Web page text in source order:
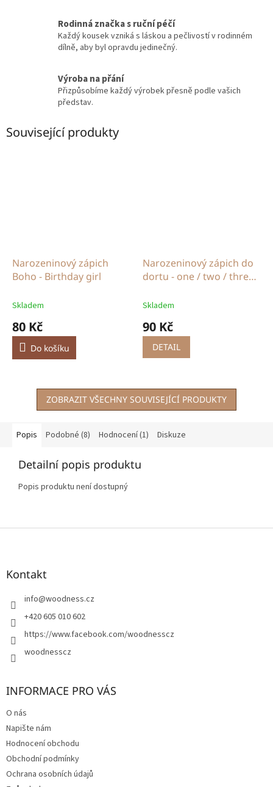
Rodinná značka s ruční péčí
Každý kousek vzniká s láskou a pečlivostí v rodinném
dílně, aby byl opravdu jedinečný.
Výroba na přání
Přizpůsobíme každý výrobek přesně podle vašich
představ.
Související produkty
Narozeninový zápich
Boho - Birthday girl
Skladem
80 Kč
Do košíku
Narozeninový zápich do
dortu - one / two / three /
Skladem
90 Kč
DETAIL
ZOBRAZIT VŠECHNY SOUVISEJÍCÍ PRODUKTY
Popis Podobné (8) Hodnocení (1) Diskuze
Detailní popis produktu
Popis produktu není dostupný
Z
Kontakt
info@woodness.cz
+420 605 010 602
https://www.facebook.com/woodnesscz
woodnesscz
INFORMACE PRO VÁS
O nás
Napište nám
Hodnocení obchodu
Obchodní podmínky
Ochrana osobních údajů